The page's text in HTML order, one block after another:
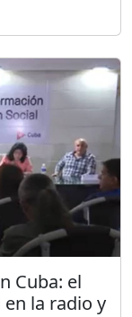
Cuba: el
la radio y